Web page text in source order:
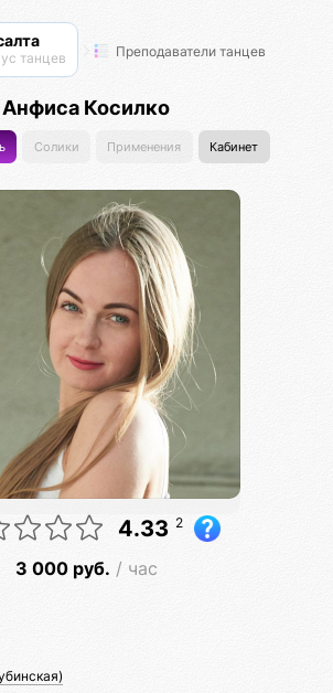
танцев Преподаватели танцев
Анфиса Косилко
Солики Применения Кабинет
4.33 2
3 000 руб. / час